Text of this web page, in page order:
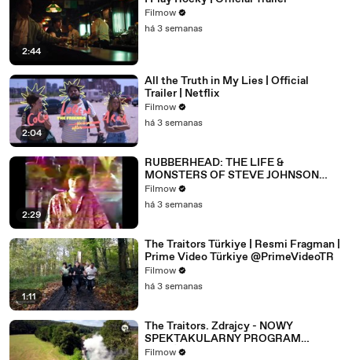
2:44
Filmow
há 3 semanas
2:04
All the Truth in My Lies | Official
Trailer | Netflix
Filmow
há 3 semanas
2:29
RUBBERHEAD: THE LIFE &
MONSTERS OF STEVE JOHNSON
(2026) 4K
Filmow
há 3 semanas
1:11
The Traitors Türkiye | Resmi Fragman |
Prime Video Türkiye @PrimeVideoTR
Filmow
há 3 semanas
The Traitors. Zdrajcy - NOWY
SPEKTAKULARNY PROGRAM
WKRÓTCE W TVN! 🔥
Filmow